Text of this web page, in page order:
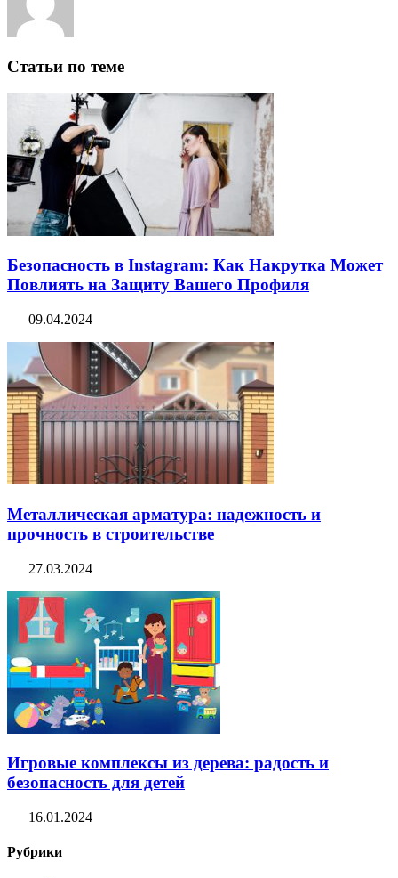
Статьи по теме
Безопасность в Instagram: Как Накрутка Может
Повлиять на Защиту Вашего Профиля
09.04.2024
Металлическая арматура: надежность и
прочность в строительстве
27.03.2024
Игровые комплексы из дерева: радость и
безопасность для детей
16.01.2024
Рубрики